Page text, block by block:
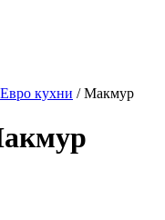
Евро кухни / Макмур